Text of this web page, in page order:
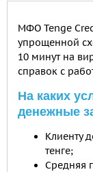
МФО Tenge
упрощенной
10 минут на
справок с
На каких
денежные
Клиенту
тенге;
Средняя